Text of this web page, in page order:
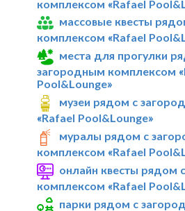
комплексом «Rafael
массовые квесты
комплексом «Rafael
места для прогулки
загородным комплексом
Pool&Lounge»
музеи рядом с
«Rafael Pool&Lounge»
муралы рядом с
комплексом «Rafael
онлайн квесты рядом
комплексом «Rafael
парки рядом с